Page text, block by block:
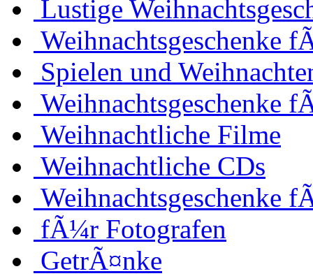
Lustige
Weihnachtsgeschenke
Spielen und
Weihnachtsgeschenke
Weihnachtliche Filme
Weihnachtliche CDs
Weihnachtsgeschenke
fÃ¼r Fotografen
GetrÃ¤nke